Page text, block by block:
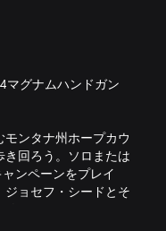
マグナムハンドガン
ンタナ州ホープカウ
回ろう。ソロまたは
ンペーンをプレイ
ジョセフ・シードとそ
せよ。